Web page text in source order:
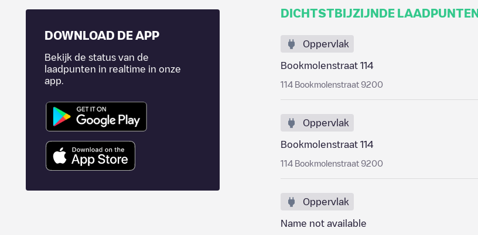
DOWNLOAD DE APP
Bekijk de status van de
laadpunten in realtime in onze
app.
DICHTSTBIJZIJNDE LAADPUNTEN
Oppervlak
Bookmolenstraat 114
114 Bookmolenstraat 9200
Oppervlak
Bookmolenstraat 114
114 Bookmolenstraat 9200
Oppervlak
Name not available